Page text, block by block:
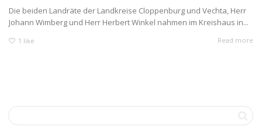
Die beiden Landräte der Landkreise Cloppenburg und Vechta, Herr
Johann Wimberg und Herr Herbert Winkel nahmen im Kreishaus in...
1 like Read more